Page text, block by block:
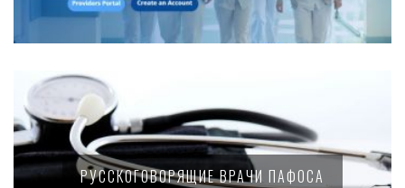
РУССКОГОВОРЯЩИЕ ВРАЧИ ПАФОСА